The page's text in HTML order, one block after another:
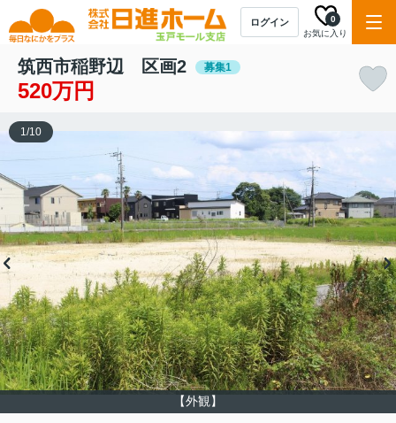
ログイン
お気に入り
0
筑西市稲野辺 区画2 募集1
520万円
【外観】
1/10